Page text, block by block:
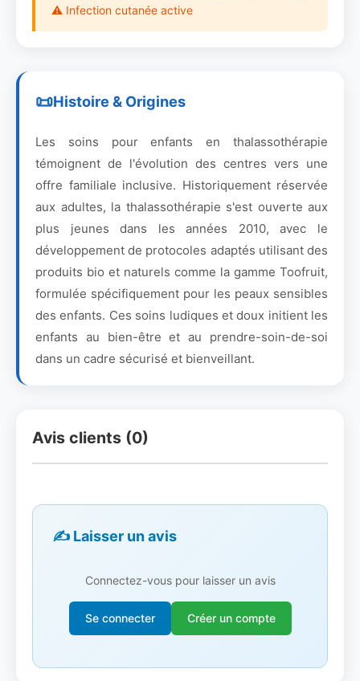
⚠ Infection cutanée active
Histoire & Origines
Les soins pour enfants en thalassothérapie
témoignent de l'évolution des centres vers une
offre familiale inclusive. Historiquement réservée
aux adultes, la thalassothérapie s'est ouverte aux
plus jeunes dans les années 2010, avec le
développement de protocoles adaptés utilisant des
produits bio et naturels comme la gamme Toofruit,
formulée spécifiquement pour les peaux sensibles
des enfants. Ces soins ludiques et doux initient les
enfants au bien-être et au prendre-soin-de-soi
dans un cadre sécurisé et bienveillant.
Avis clients (0)
✍️ Laisser un avis
Connectez-vous pour laisser un avis
Se connecter Créer un compte